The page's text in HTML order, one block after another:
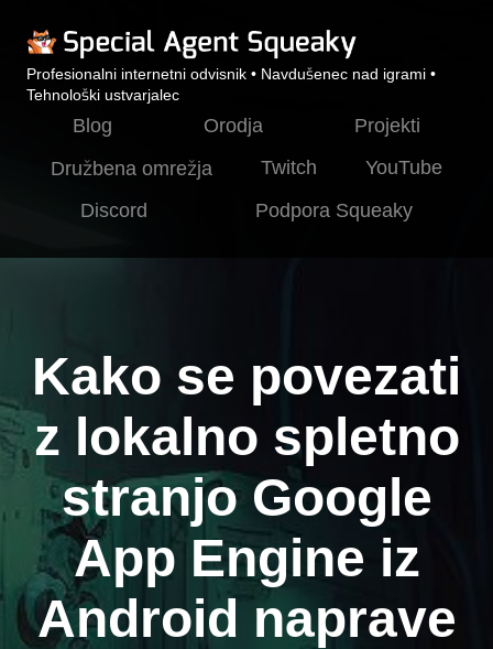
Profesionalni internetni odvisnik • Navdušenec nad igrami •
Tehnološki ustvarjalec
Blog Orodja
Projekti
Družbena omrežja
Twitch
YouTube
Discord
Podpora Squeaky
Kako se povezati
z lokalno spletno
stranjo Google
App Engine iz
Android naprave